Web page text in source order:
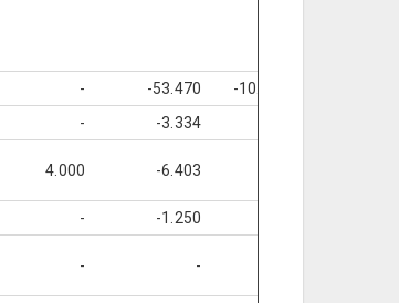
- -53.470 -10.000
- -3.334
4.000 -6.403
- -1.250
- -